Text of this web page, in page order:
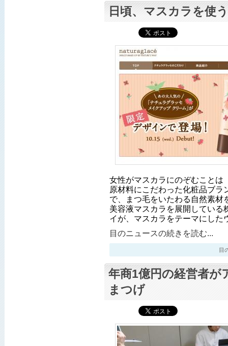
日頃、マスカラを使
女性がマスカラにのぞむことは
原材料にこだわった化粧品ブラ
で、まつ毛をいたわる自然素材
美容液マスカラを展開している
イが、マスカラをテーマにし
目のニュースの続きを読む...
目
年商1億円の経営者が
まつげ